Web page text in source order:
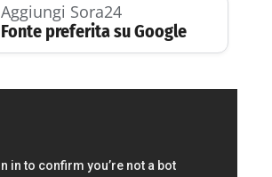
Aggiungi Sora24
Fonte preferita su Google